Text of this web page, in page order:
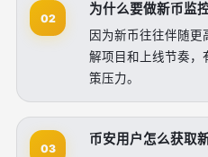
02
为什么要做新币监控
因为新币往往伴随更
解项目和上线节奏，
策压力。
03
币安用户怎么获取